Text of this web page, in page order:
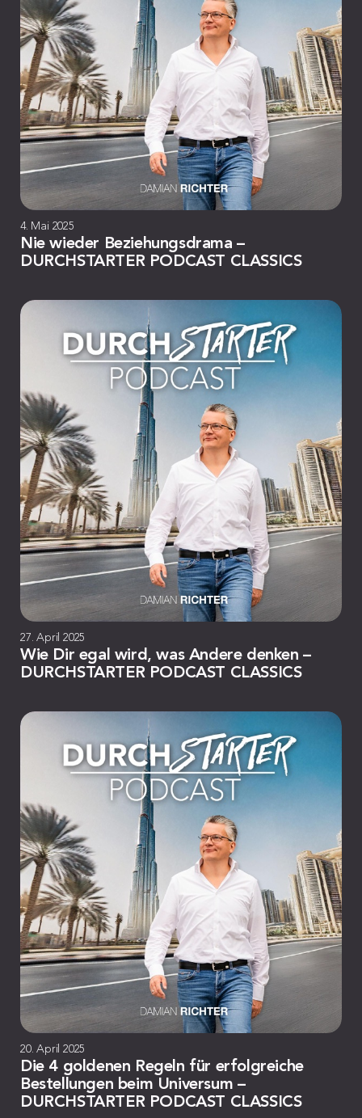
4. Mai 2025
Nie wieder Beziehungsdrama –
DURCHSTARTER PODCAST CLASSICS
27. April 2025
Wie Dir egal wird, was Andere denken –
DURCHSTARTER PODCAST CLASSICS
20. April 2025
Die 4 goldenen Regeln für erfolgreiche
Bestellungen beim Universum –
DURCHSTARTER PODCAST CLASSICS